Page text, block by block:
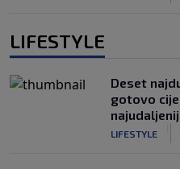
LIFESTYLE
Deset
gotovo
LIFESTYLE